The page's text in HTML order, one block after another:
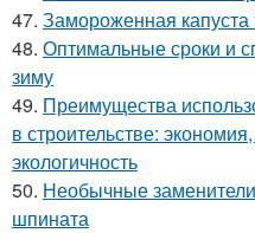
47. Замороженная
48. Оптимальные сроки и
зиму
49. Преимущества
в строительстве:
экологичность
50. Необычные
шпината